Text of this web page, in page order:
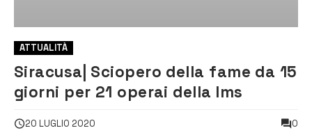
ATTUALITÀ
Siracusa| Sciopero della fame da 15
giorni per 21 operai della Ims
20 LUGLIO 2020 0